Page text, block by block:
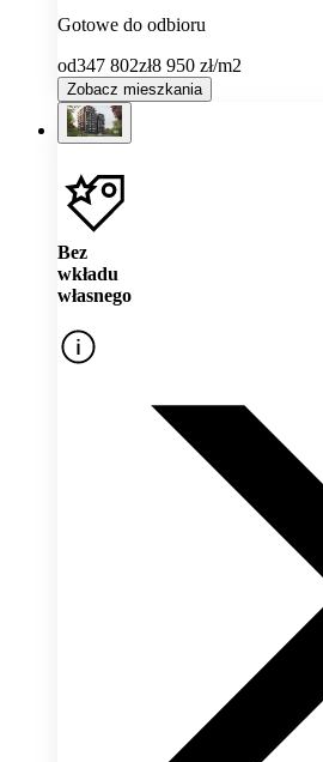
Gotowe do odbioru
od347 802zł8 950 zł/m2
Zobacz mieszkania
Bez
wkładu
własnego